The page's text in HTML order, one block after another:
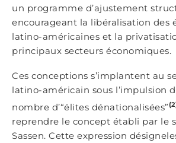
un programme d’ajustement
encourageant la libéralisation des
latino-américaines et la
principaux secteurs économiques.
Ces conceptions s’implantent au
latino-américain sous l’impulsion
nombre d’“élites dénationalisées”
reprendre le concept établi par le
Sassen. Cette expression